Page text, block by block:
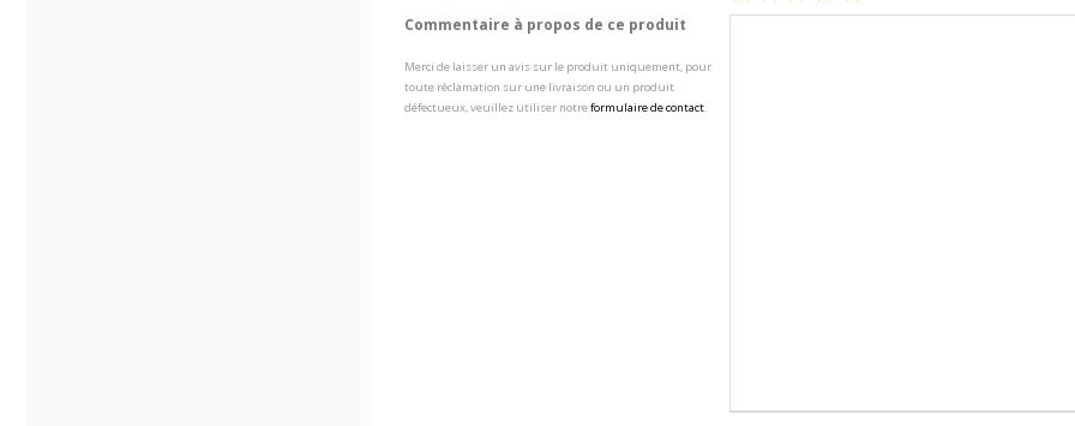
Commentaire à propos de ce produit
Merci de laisser un avis sur le produit uniquement, pour
toute réclamation sur une livraison ou un produit
défectueux, veuillez utiliser notreformulaire de contact.